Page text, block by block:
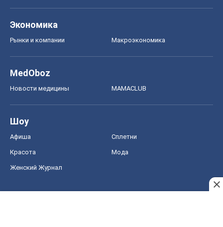
Экономика
Рынки и компании Mакроэкономика
MedOboz
Новости медицины MAMACLUB
Шоу
Афиша Сплетни
Красота Мода
Женский Журнал